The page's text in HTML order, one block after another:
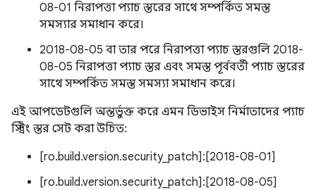
08-01 নিরাপত্তা প্যাচ স্তরের সাথে সম্পর্কিত সমস্ত
সমস্যার সমাধান করে।
2018-08-05 বা তার পরে নিরাপত্তা প্যাচ স্তরগুলি 2018-
08-05 নিরাপত্তা প্যাচ স্তর এবং সমস্ত পূর্ববর্তী প্যাচ স্তরের
সাথে সম্পর্কিত সমস্ত সমস্যা সমাধান করে।
এই আপডেটগুলি অন্তর্ভুক্ত করে এমন ডিভাইস নির্মাতাদের প্যাচ
স্ট্রিং স্তর সেট করা উচিত:
[ro.build.version.security_patch]:[2018-08-01]
[ro.build.version.security_patch]:[2018-08-05]